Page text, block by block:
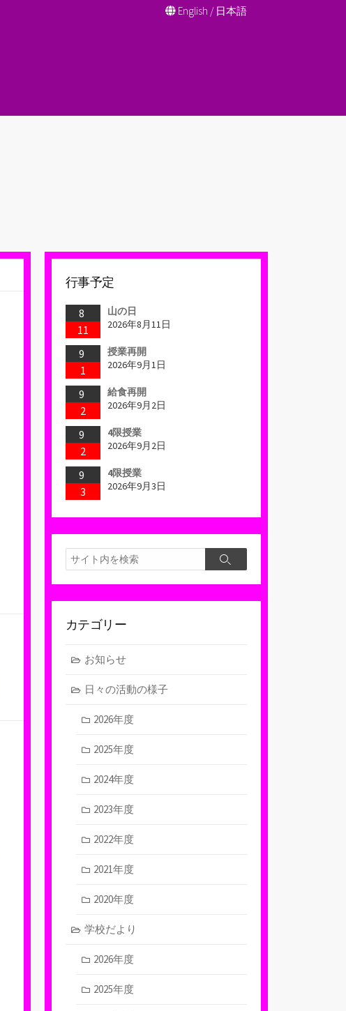
English / 日本語
行事予定
8
11
山の日
2026年8月11日
9
1
授業再開
2026年9月1日
9
2
給食再開
2026年9月2日
9
2
4限授業
2026年9月2日
9
3
4限授業
2026年9月3日
検
索
検
カテゴリー
お知らせ
日々の活動の様子
2026年度
2025年度
2024年度
2023年度
2022年度
2021年度
2020年度
学校だより
2026年度
2025年度